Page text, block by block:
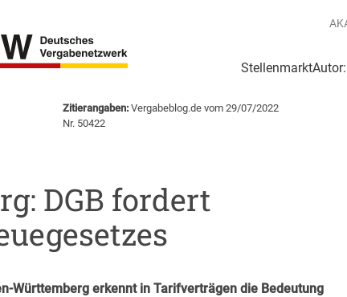
Stellenmarkt
Zitierangaben: Vergabeblog.de vom 29/07/2022
Nr. 50422
DGB fordert
Württemberg erkennt in Tarifverträgen die Bedeutung